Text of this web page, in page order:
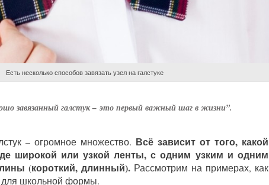
Есть несколько способов завязать узел на галстуке
завязанный галстук – это первый важный шаг в жизни”.
– огромное множество. Всё зависит от того, какой
широкой или узкой ленты, с одним узким и одним
(короткий, длинный). Рассмотрим на примерах, как
для школьной формы.